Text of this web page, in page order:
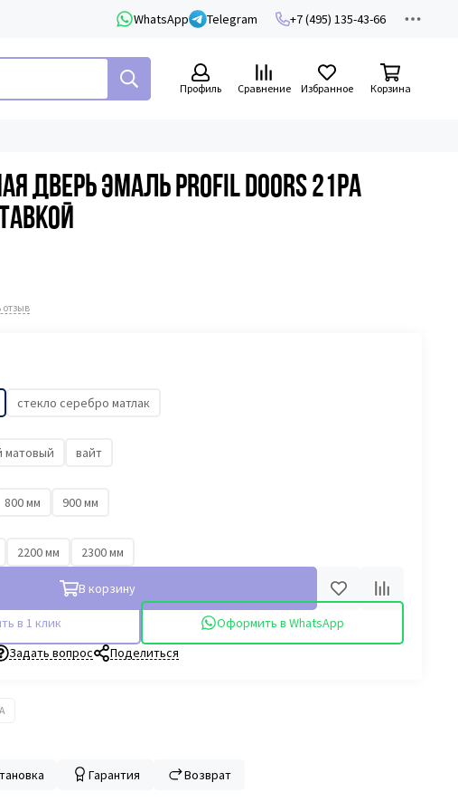
WhatsApp Telegram +7 (495) 135-43-66
Профиль Сравнение Избранное Корзина
дверь эмаль Profil Doors 21PA
отзыв
стекло серебро матлак
матовый
вайт
800 мм
900 мм
2200 мм 2300 мм
В корзину
в 1 клик
Оформить в WhatsApp
Задать вопрос Поделиться
Гарантия Возврат